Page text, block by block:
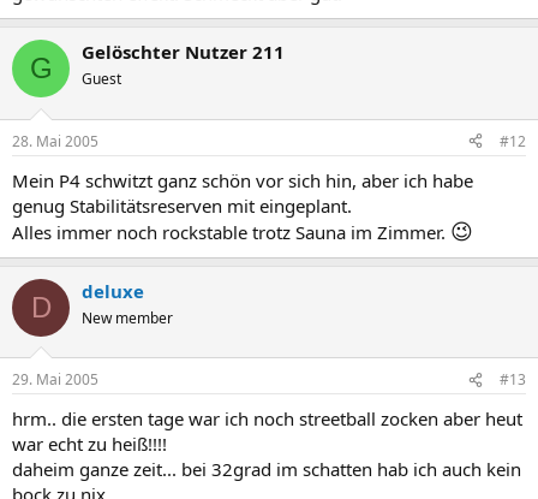
G Gelöschter Nutzer 211
Guest
28. Mai 2005 #12
Mein P4 schwitzt ganz schön vor sich hin, aber ich habe
genug Stabilitätsreserven mit eingeplant.
Alles immer noch rockstable trotz Sauna im Zimmer. 😉
D deluxe
New member
29. Mai 2005 #13
hrm.. die ersten tage war ich noch streetball zocken aber heut
war echt zu heiß!!!!
daheim ganze zeit... bei 32grad im schatten hab ich auch kein
bock zu nix